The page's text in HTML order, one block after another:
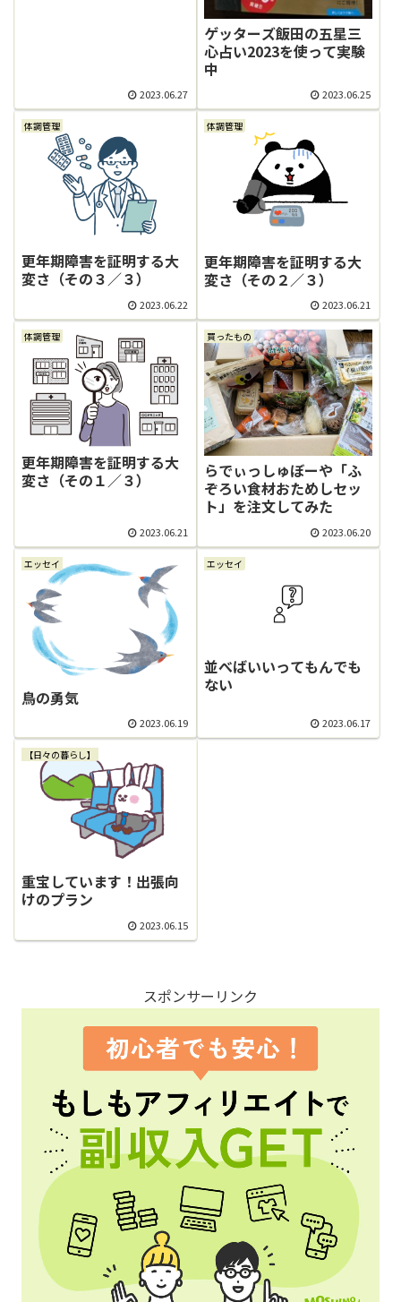
2023.06.27
ゲッターズ飯田の五星三
心占い2023を使って実験
中
2023.06.25
体調管理
更年期障害を証明する大
変さ（その３／３）
2023.06.22
体調管理
更年期障害を証明する大
変さ（その２／３）
2023.06.21
体調管理
更年期障害を証明する大
変さ（その１／３）
2023.06.21
買ったもの
らでぃっしゅぼーや「ふ
ぞろい食材おためしセッ
ト」を注文してみた
2023.06.20
エッセイ
鳥の勇気
2023.06.19
エッセイ
並べばいいってもんでも
ない
2023.06.17
【日々の暮らし】
重宝しています！出張向
けのプラン
2023.06.15
スポンサーリンク